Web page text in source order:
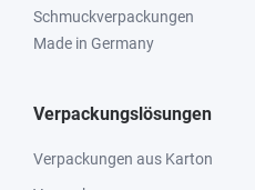
Schmuckverpackungen
Made in Germany
Verpackungslösungen
Verpackungen aus Karton